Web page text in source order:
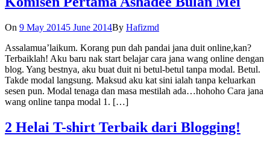
On 9 May 20145 June 2014By Hafizmd
Assalamua’laikum. Korang pun dah pandai jana duit online,kan?
Terbaiklah! Aku baru nak start belajar cara jana wang online dengan
blog. Yang bestnya, aku buat duit ni betul-betul tanpa modal. Betul.
Takde modal langsung. Maksud aku kat sini ialah tanpa keluarkan
sesen pun. Modal tenaga dan masa mestilah ada…hohoho Cara jana
wang online tanpa modal 1. […]
2 Helai T-shirt Terbaik dari Blogging!